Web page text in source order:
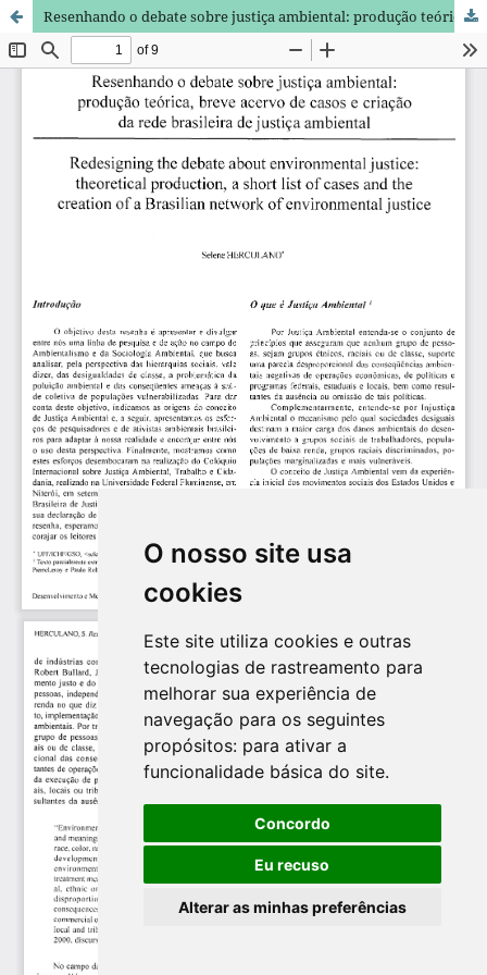
O nosso site usa
cookies
Este site utiliza cookies e outras
tecnologias de rastreamento para
melhorar sua experiência de
navegação para os seguintes
propósitos: para ativar a
funcionalidade básica do site.
Concordo
Eu recuso
Alterar as minhas preferências
Resenhando o debate sobre justiça ambiental: produção teórica, breve acervo de casos e criação da rede brasileira de justiça ambiental